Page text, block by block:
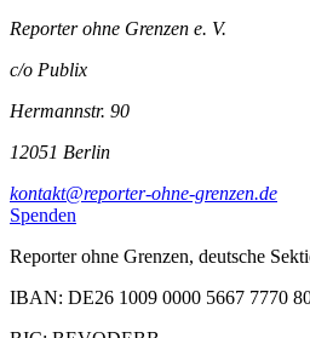
Reporter ohne Grenzen e. V.
c/o Publix
Hermannstr. 90
12051 Berlin
kontakt@reporter-ohne-grenzen.de
Spenden
Reporter ohne Grenzen, deutsche
IBAN: DE26 1009 0000 5667 7770